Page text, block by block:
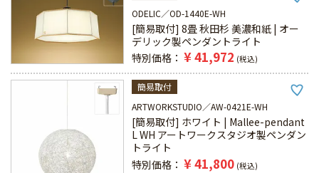
ODELIC
OD-1440E-WH
[簡易取付] 8畳 秋田杉 美濃和紙 | オー
デリック製ペンダントライト
特別価格
¥41,972 税込
簡易取付
ARTWORKSTUDIO
AW-0421E-WH
[簡易取付] ホワイト | Mallee-pendant
L WH アートワークスタジオ製ペンダン
トライト
特別価格
¥41,800 税込